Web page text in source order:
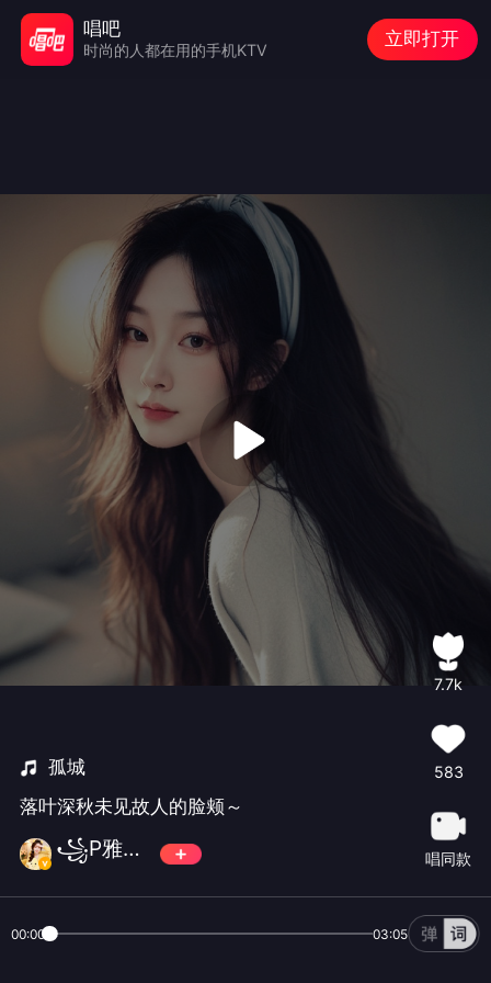
孤城
落叶深秋未见故人的脸颊～
꧁P雅楠P꧂
7.7k
583
唱同款
00:00 03:05
唱吧
时尚的人都在用的手机KTV
立即打开